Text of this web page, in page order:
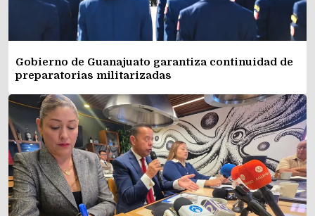
Gobierno de Guanajuato garantiza continuidad de
preparatorias militarizadas